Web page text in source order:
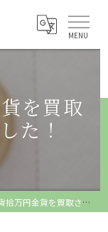
を買取
た！
金貨を買取させていただきました！